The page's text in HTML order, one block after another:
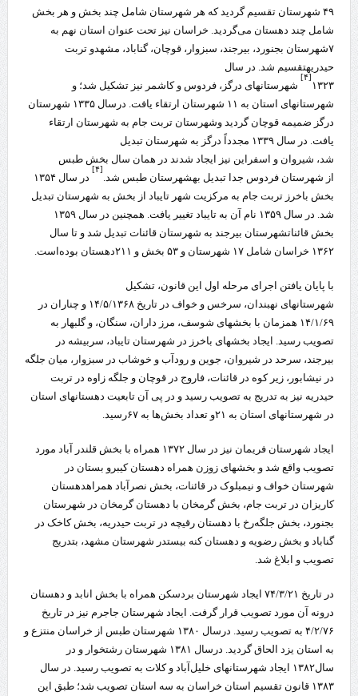
۴۹ شهرستان تقسیم گردید که هر شهرستان شامل چند بخش و هر بخش
شامل چند دهستان می‌گردید. خراسان نیز تحت عنوان استان نهم به
۷شهرستان بجنورد، بیرجند، سبزوار، قوچان، گناباد، مشهدو تربت
حیدریهتقسیم شد. در سال
۱۳۲۳
[۴]
شهرستانهای درگز، فردوس و کاشمر نیز تشکیل شد؛ و
شهرستانهای استان به ۱۱ شهرستان ارتقاء یافت. درسال ۱۳۳۵ شهرستان
درگز ضمیمه قوچان گردید وشهرستان تربت جام به شهرستان ارتقاء
یافت. در سال ۱۳۳۹ مجدداً درگز به شهرستان تبدیل
شد، شیروان و اسفراین نیز ایجاد شدند در همان سال بخش طبس
از شهرستان فردوس جدا تبدیل بهشهرستان طبس شد.
[۴]
در سال ۱۳۵۴
بخش باخرز تربت جام به مرکزیت شهر تایباد از بخش به شهرستان تبدیل
شد. در سال ۱۳۵۹ نام آن به تایباد تغییر یافت. همچنین در سال ۱۳۵۹
بخش قائناتشهرستان بیرجند به شهرستان قائنات تبدیل شد و تا سال
۱۳۶۲ خراسان شامل ۱۷ شهرستان و ۵۳ بخش و ۲۱۱دهستان بوده‌است.
با پایان یافتن اجرای مرحله اول این قانون، تشکیل
شهرستانهای نهبندان، سرخس و خواف در تاریخ ۱۴/۵/۱۳۶۸ و چناران در
۱۴/۱/۶۹ همزمان با بخشهای شوسف، مرز داران، سنگان، و گلبهار به
تصویب رسید. ایجاد بخشهای باخرز در شهرستان تایباد، سربیشه در
بیرجند، سرحد در شیروان، جوین و رودآب و خوشاب در سبزوار، میان جلگه
در نیشابور، زیر کوه در قائنات، فاروج در قوچان و جلگه زاوه در تربت
حیدریه نیز به تدریج به تصویب رسید و در پی آن تابعیت دهستانهای استان
در شهرستانهای استان به ۲۱و تعداد بخش‌ها به ۶۷رسید.
ایجاد شهرستان فریمان نیز در سال ۱۳۷۲ همراه با بخش قلندر آباد مورد
تصویب واقع شد و بخشهای زوزن همراه دهستان کیبرو بستان در
شهرستان خواف و نیمبلوک در قائنات، بخش نصرآباد همراهدهستان
کاریزان در تربت جام، بخش گرمخان با دهستان گرمخان در شهرستان
بجنورد، بخش جلگه‌رخ با دهستان رقیچه در تربت حیدریه، بخش کاخک در
گناباد و بخش رضویه و دهستان کنه بیستدر شهرستان مشهد، بتدریج
تصویب و ابلاغ شد.
در تاریخ ۷۴/۳/۲۱ ایجاد شهرستان بردسکن همراه با بخش انابد و دهستان
درونه آن مورد تصویب قرار گرفت. ایجاد شهرستان جاجرم نیز در تاریخ
۴/۲/۷۶ به تصویب رسید. درسال ۱۳۸۰ شهرستان طبس از خراسان منتزع و
به استان یزد الحاق گردید. درسال ۱۳۸۱ شهرستان رشتخوار و در
سال۱۳۸۲ ایجاد شهرستانهای خلیل‌آباد و کلات به تصویب رسید. در سال
۱۳۸۳ قانون تقسیم استان خراسان به سه استان تصویب شد؛ طبق این